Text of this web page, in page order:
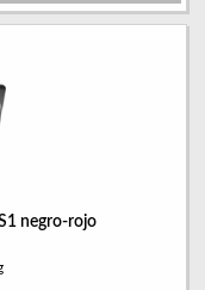
negro-rojo